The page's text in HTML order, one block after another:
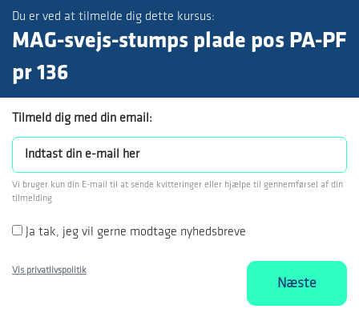
Du er ved at tilmelde dig dette kursus:
MAG-svejs-stumps plade pos PA-PF
pr 136
Tilmeld dig med din email:
Vi bruger kun din E-mail til at sende kvitteringer eller hjælpe til gennemførsel af din
tilmelding
Ja tak, jeg vil gerne modtage nyhedsbreve
Vis privatlivspolitik